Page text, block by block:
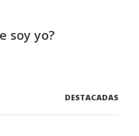
soy yo?
DESTACADAS